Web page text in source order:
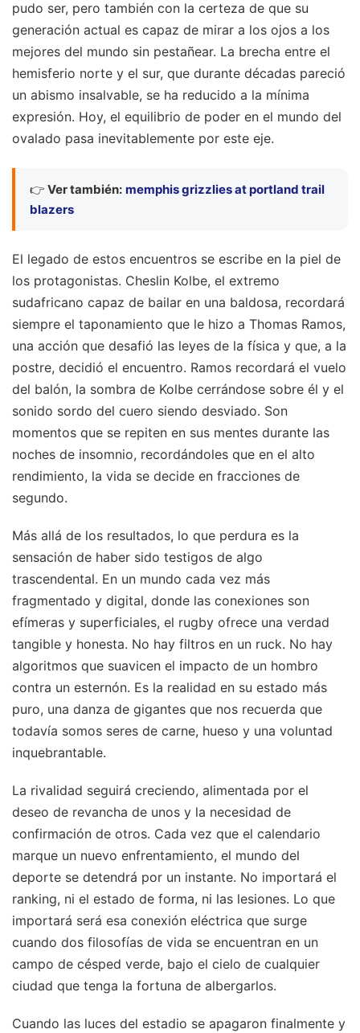
pudo ser, pero también con la certeza de que su
generación actual es capaz de mirar a los ojos a los
mejores del mundo sin pestañear. La brecha entre el
hemisferio norte y el sur, que durante décadas pareció
un abismo insalvable, se ha reducido a la mínima
expresión. Hoy, el equilibrio de poder en el mundo del
ovalado pasa inevitablemente por este eje.
👉 Ver también: memphis grizzlies at portland trail
blazers
El legado de estos encuentros se escribe en la piel de
los protagonistas. Cheslin Kolbe, el extremo
sudafricano capaz de bailar en una baldosa, recordará
siempre el taponamiento que le hizo a Thomas Ramos,
una acción que desafió las leyes de la física y que, a la
postre, decidió el encuentro. Ramos recordará el vuelo
del balón, la sombra de Kolbe cerrándose sobre él y el
sonido sordo del cuero siendo desviado. Son
momentos que se repiten en sus mentes durante las
noches de insomnio, recordándoles que en el alto
rendimiento, la vida se decide en fracciones de
segundo.
Más allá de los resultados, lo que perdura es la
sensación de haber sido testigos de algo
trascendental. En un mundo cada vez más
fragmentado y digital, donde las conexiones son
efímeras y superficiales, el rugby ofrece una verdad
tangible y honesta. No hay filtros en un ruck. No hay
algoritmos que suavicen el impacto de un hombro
contra un esternón. Es la realidad en su estado más
puro, una danza de gigantes que nos recuerda que
todavía somos seres de carne, hueso y una voluntad
inquebrantable.
La rivalidad seguirá creciendo, alimentada por el
deseo de revancha de unos y la necesidad de
confirmación de otros. Cada vez que el calendario
marque un nuevo enfrentamiento, el mundo del
deporte se detendrá por un instante. No importará el
ranking, ni el estado de forma, ni las lesiones. Lo que
importará será esa conexión eléctrica que surge
cuando dos filosofías de vida se encuentran en un
campo de césped verde, bajo el cielo de cualquier
ciudad que tenga la fortuna de albergarlos.
Cuando las luces del estadio se apagaron finalmente y